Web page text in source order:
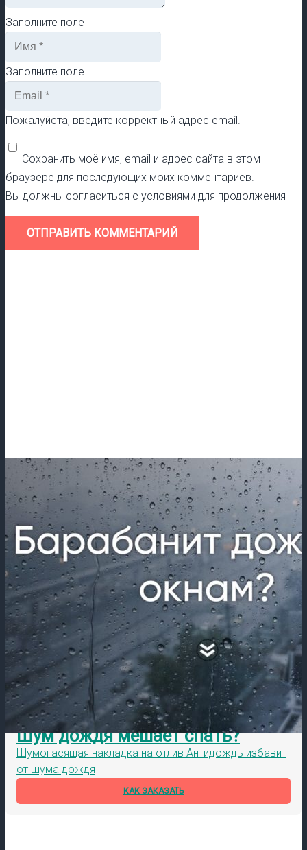
Заполните поле
Заполните поле
Пожалуйста, введите корректный адрес email.
Сохранить моё имя, email и адрес сайта в этом
браузере для последующих моих комментариев.
Вы должны согласиться с условиями для продолжения
ОТПРАВИТЬ КОММЕНТАРИЙ
Шум дождя мешает спать?
Шумогасящая накладка на отлив Антидождь избавит
от шума дождя
КАК ЗАКАЗАТЬ